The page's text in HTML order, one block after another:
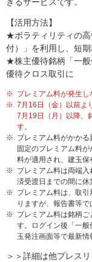
【活用方法】
★ボラティリティの
付）」を利用し、短
★株主優待銘柄「一般
優待クロス取引に
※ プレミアム料が発生し
※ 7月16日（金）以前よ
7月19日（月）以降、
す。
※ プレミアム料がかかる
固定のプレミアム料
料が適用され、建玉保
※ プレミアム料は両端
済受渡日までの間に休
※ プレミアム料は、取
りますが、報告書等で
※ プレミアム料は銘柄
す。ログイン後「一
玉発注画面等で最新情
＞＞詳細は他プレス